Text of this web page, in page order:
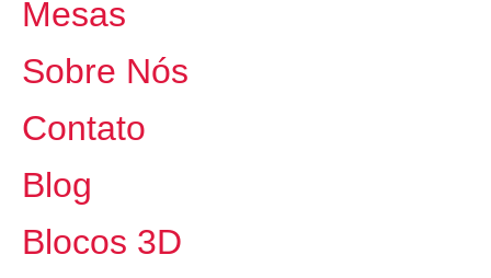
Mesas
Sobre Nós
Contato
Blog
Blocos 3D